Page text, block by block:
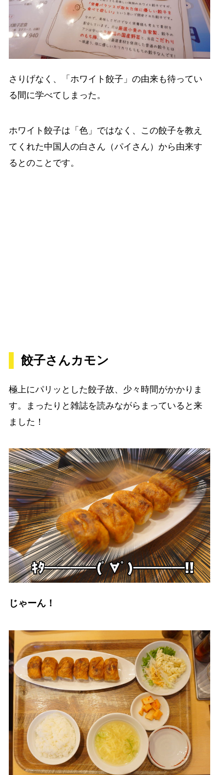
さりげなく、「ホワイト餃子」の由来も待ってい
る間に学べてしまった。
ホワイト餃子は「色」ではなく、この餃子を教え
てくれた中国人の白さん（パイさん）から由来す
るとのことです。
餃子さんカモン
極上にパリッとした餃子故、少々時間がかかりま
す。まったりと雑誌を読みながらまっていると来
ました！
じゃーん！